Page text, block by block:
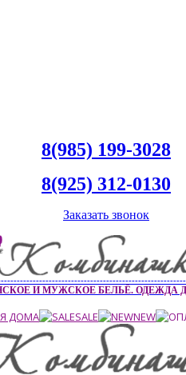
8(985) 199-3028
8(925) 312-0130
Заказать звонок
И МУЖСКОЕ БЕЛЬЁ. ОДЕЖДА
ДОМА SALE NEW